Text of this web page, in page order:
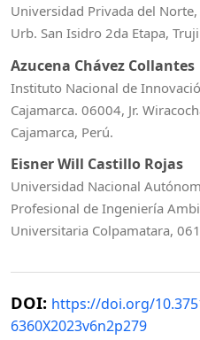
Universidad Privada del
Urb. San Isidro 2da Etapa,
Azucena Chávez Collantes
Instituto Nacional de
Cajamarca. 06004, Jr.
Cajamarca, Perú.
Eisner Will Castillo Rojas
Universidad Nacional
Profesional de Ingeniería
Universitaria Colpamatara,
DOI: https://doi.org/
6360X2023v6n2p279